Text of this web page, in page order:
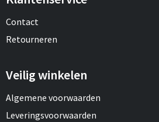
Contact
Retourneren
Veilig winkelen
Algemene voorwaarden
Leveringsvoorwaarden